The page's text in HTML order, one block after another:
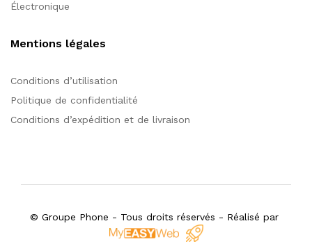
Électronique
Mentions légales
Conditions d’utilisation
Politique de confidentialité
Conditions d’expédition et de livraison
© Groupe Phone - Tous droits réservés - Réalisé par